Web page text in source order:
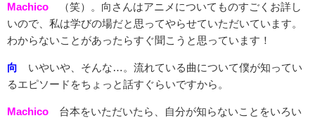
Machico
（笑）。向さんはアニメについてものすごくお詳し
いので、私は学びの場だと思ってやらせていただいています。
わからないことがあったらすぐ聞こうと思っています！
向 いやいや、そんな…。流れている曲について僕が知ってい
るエピソードをちょっと話すぐらいですから。
Machico 台本をいただいたら、自分が知らないことをいろい